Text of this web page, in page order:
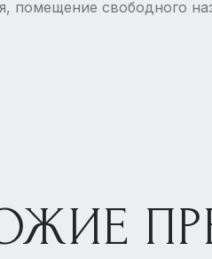
помещение свободного